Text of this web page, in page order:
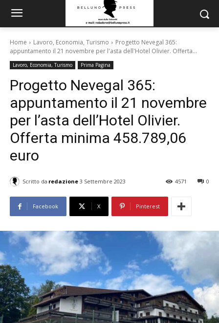
Home Lavoro, Economia, Turismo
Progetto Nevegal 365:
appuntamento il 21 novembre per l'asta dell'Hotel Olivier. Offerta...
Lavoro, Economia, Turismo Prima Pagina
Progetto Nevegal 365:
appuntamento il 21 novembre
per l’asta dell’Hotel Olivier.
Offerta minima 458.789,06
euro
Scritto da redazione 3 Settembre 2023 0
4571
Facebook X Pinterest